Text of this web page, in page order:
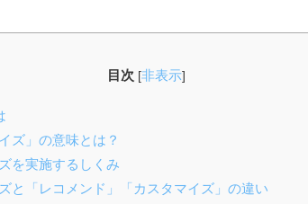
目次 [非表示]
ズ」の意味とは？
を実施するしくみ
と「レコメンド」「カスタマイズ」の違い